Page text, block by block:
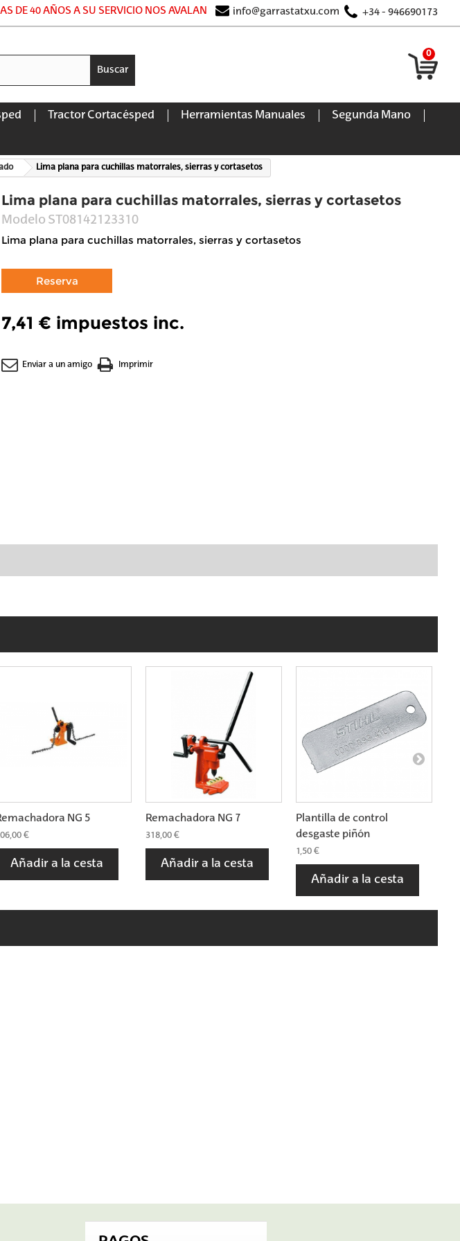
+34 - 946690173
info@garrastatxu.com
DE 40 AÑOS A SU SERVICIO NOS AVALAN
Buscar
0
Tractor Cortacésped Herramientas Manuales Segunda Mano
Lima plana para cuchillas matorrales, sierras y cortasetos
Lima plana para cuchillas matorrales, sierras y cortasetos
Modelo ST08142123310
Lima plana para cuchillas matorrales, sierras y cortasetos
7,41 € impuestos inc.
Enviar a un amigo Imprimir
NG 5
€
Añadir a la cesta
Remachadora NG 7
318,00 €
Añadir a la cesta
Plantilla de control
desgaste piñón
1,50 €
Añadir a la cesta